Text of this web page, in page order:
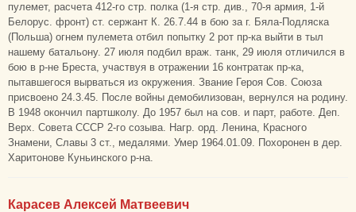
пулемет, расчета 412-го стр. полка (1-я стр. див., 70-я армия, 1-й
Белорус. фронт) ст. сержант К. 26.7.44 в бою за г. Бяла-Подляска
(Польша) огнем пулемета отбил попытку 2 рот пр-ка выйти в тыл
нашему батальону. 27 июля подбил враж. танк, 29 июля отличился в
бою в р-не Бреста, участвуя в отражении 16 контратак пр-ка,
пытавшегося вырваться из окружения. Звание Героя Сов. Союза
присвоено 24.3.45. После войны демобилизован, вернулся на родину.
В 1948 окончил партшколу. До 1957 был на сов. и парт, работе. Деп.
Верх. Совета СССР 2-го созыва. Нагр. орд. Ленина, Красного
Знамени, Славы 3 ст., медалями. Умер 1964.01.09. Похоронен в дер.
Харитонове Куньинского р-на.
Карасев Алексей Матвеевич